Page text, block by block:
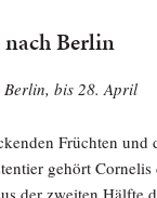
nach Berlin
Berlin, bis 28. April
Früchten und
gehört Cornelis